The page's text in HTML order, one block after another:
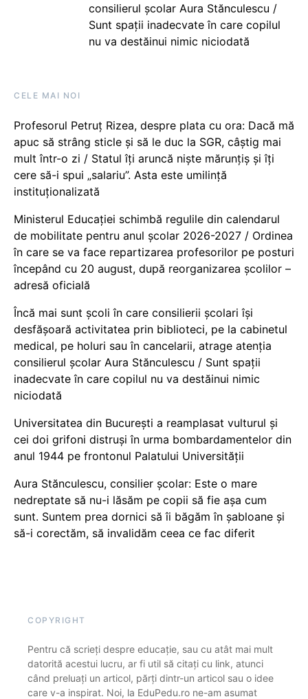
consilierul școlar Aura Stănculescu /
Sunt spații inadecvate în care copilul
nu va destăinui nimic niciodată
CELE MAI NOI
Profesorul Petruț Rizea, despre plata cu ora: Dacă mă
apuc să strâng sticle și să le duc la SGR, câștig mai
mult într-o zi / Statul îți aruncă niște mărunțiș și îți
cere să-i spui „salariu”. Asta este umilință
instituționalizată
Ministerul Educației schimbă regulile din calendarul
de mobilitate pentru anul școlar 2026-2027 / Ordinea
în care se va face repartizarea profesorilor pe posturi
începând cu 20 august, după reorganizarea școlilor –
adresă oficială
Încă mai sunt școli în care consilierii școlari își
desfășoară activitatea prin biblioteci, pe la cabinetul
medical, pe holuri sau în cancelarii, atrage atenția
consilierul școlar Aura Stănculescu / Sunt spații
inadecvate în care copilul nu va destăinui nimic
niciodată
Universitatea din București a reamplasat vulturul și
cei doi grifoni distruși în urma bombardamentelor din
anul 1944 pe frontonul Palatului Universității
Aura Stănculescu, consilier școlar: Este o mare
nedreptate să nu-i lăsăm pe copii să fie așa cum
sunt. Suntem prea dornici să îi băgăm în șabloane și
să-i corectăm, să invalidăm ceea ce fac diferit
COPYRIGHT
Pentru că scrieți despre educație, sau cu atât mai mult
datorită acestui lucru, ar fi util să citați cu link, atunci
când preluați un articol, părți dintr-un articol sau o idee
care v-a inspirat. Noi, la EduPedu.ro ne-am asumat